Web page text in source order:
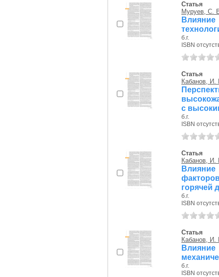
Статья
Муруев, С.
б.г.
ISBN
Статья
Кабанов, И.
с
б.г.
ISBN
Статья
Кабанов, И.
горячей
б.г.
ISBN
Статья
Кабанов, И.
б.г.
ISBN